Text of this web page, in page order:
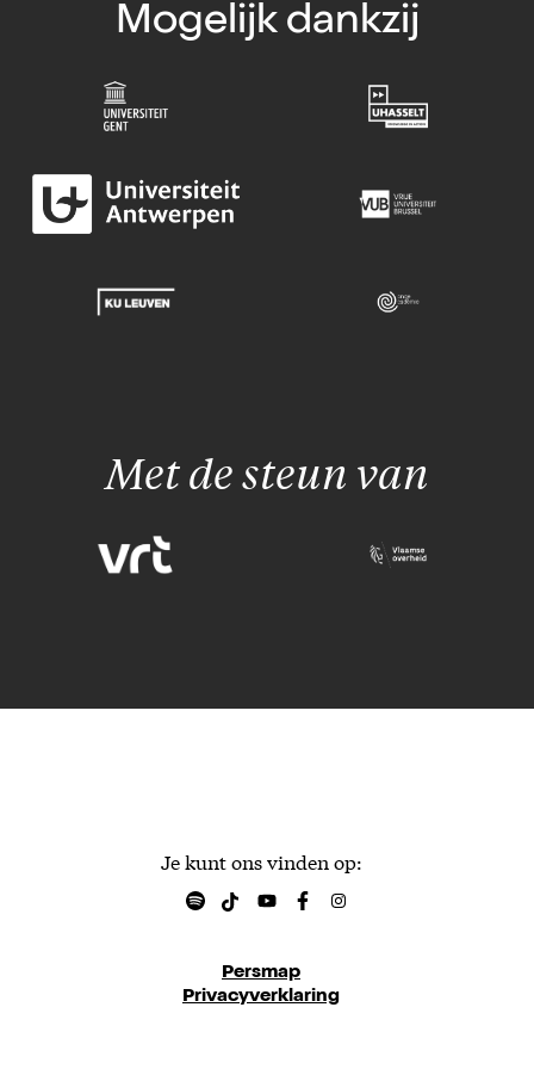
Mogelijk dankzij
Met de steun van
Je kunt ons vinden op:
Persmap
Privacyverklaring